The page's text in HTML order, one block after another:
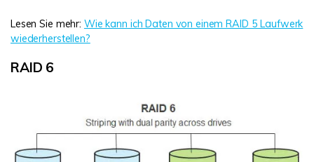
Lesen Sie mehr: Wie kann ich Daten von einem RAID 5 Laufwerk
wiederherstellen?
RAID 6